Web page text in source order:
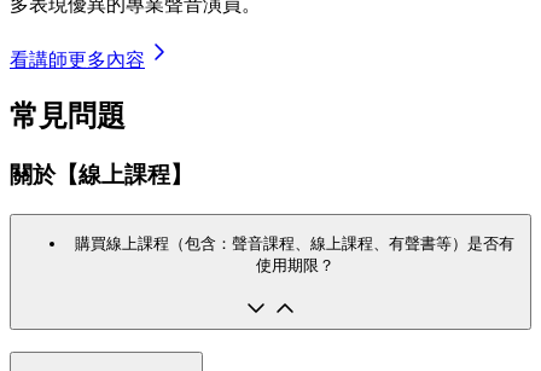
看講師更多內容
常見問題
關於【線上課程】
購買線上課程（包含：聲音課程、線上課程、有聲書等）是否有
使用期限？